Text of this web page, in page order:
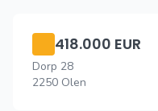
418.000 EUR
Dorp 28
2250 Olen